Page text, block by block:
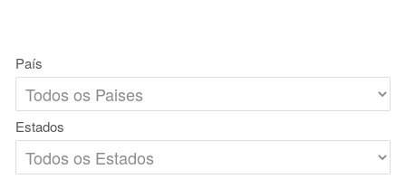
País
Estados